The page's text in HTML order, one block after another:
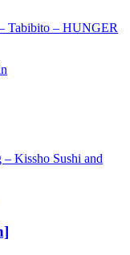
Tabibito – HUNGER
– Kissho Sushi and